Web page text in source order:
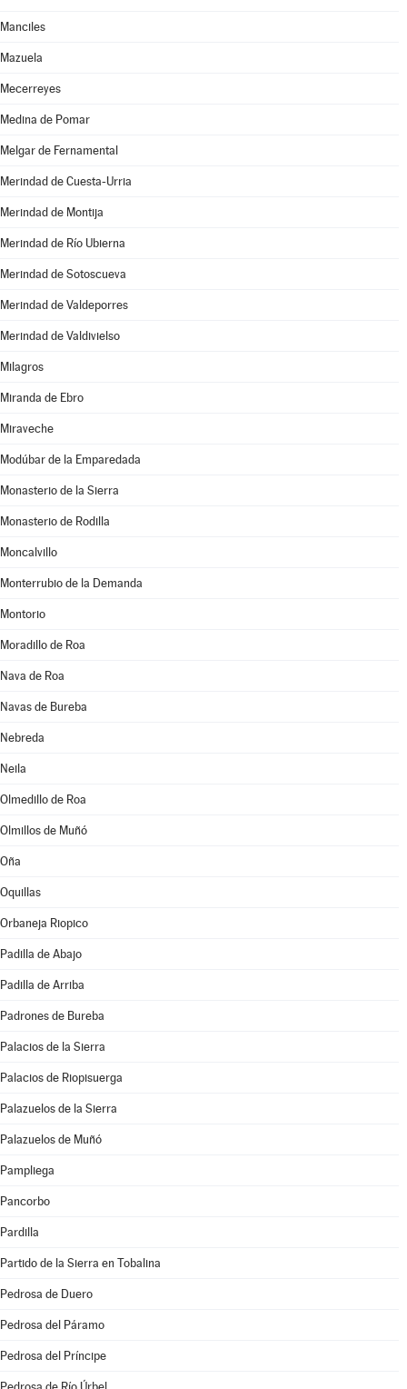
Manciles
Mazuela
Mecerreyes
Medina de Pomar
Melgar de Fernamental
Merindad de Cuesta-Urria
Merindad de Montija
Merindad de Río Ubierna
Merindad de Sotoscueva
Merindad de Valdeporres
Merindad de Valdivielso
Milagros
Miranda de Ebro
Miraveche
Modúbar de la Emparedada
Monasterio de la Sierra
Monasterio de Rodilla
Moncalvillo
Monterrubio de la Demanda
Montorio
Moradillo de Roa
Nava de Roa
Navas de Bureba
Nebreda
Neila
Olmedillo de Roa
Olmillos de Muñó
Oña
Oquillas
Orbaneja Riopico
Padilla de Abajo
Padilla de Arriba
Padrones de Bureba
Palacios de la Sierra
Palacios de Riopisuerga
Palazuelos de la Sierra
Palazuelos de Muñó
Pampliega
Pancorbo
Pardilla
Partido de la Sierra en Tobalina
Pedrosa de Duero
Pedrosa del Páramo
Pedrosa del Príncipe